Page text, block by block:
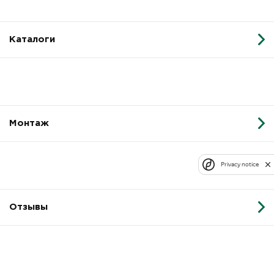
Каталоги
Монтаж
Отзывы
Privacy notice